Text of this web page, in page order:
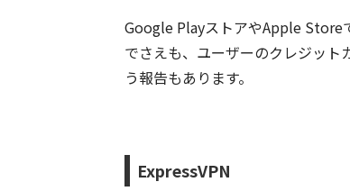
Google PlayストアやApple Store
でさえも、ユーザーのクレジット
う報告もあります。
ExpressVPN